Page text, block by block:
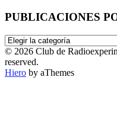
PUBLICACIONES
PUBLICACIONES
POR
CATEGORÍA
© 2026 Club de
reserved.
Hiero by aThemes